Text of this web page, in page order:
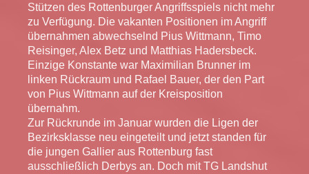
Stützen des Rottenburger Angriffsspiels nicht mehr
zu Verfügung. Die vakanten Positionen im Angriff
übernahmen abwechselnd Pius Wittmann, Timo
Reisinger, Alex Betz und Matthias Hadersbeck.
Einzige Konstante war Maximilian Brunner im
linken Rückraum und Rafael Bauer, der den Part
von Pius Wittmann auf der Kreisposition
übernahm.
Zur Rückrunde im Januar wurden die Ligen der
Bezirksklasse neu eingeteilt und jetzt standen für
die jungen Gallier aus Rottenburg fast
ausschließlich Derbys an. Doch mit TG Landshut